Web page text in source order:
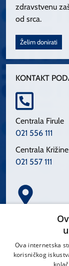
zdravstvenu
od srca.
Želim donirati
KONTAKT
Centrala Firule
021 556 111
Centrala Križine
021 557 111
Spinčićeva 1,
Ova internetska
korisničkog